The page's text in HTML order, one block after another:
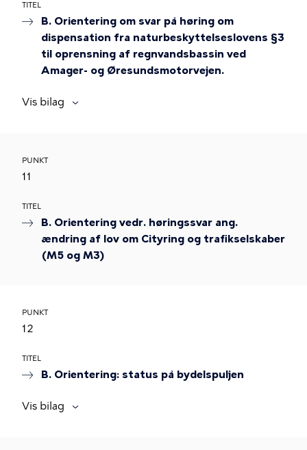
TITEL
B. Orientering om svar på høring om
dispensation fra naturbeskyttelseslovens §3
til oprensning af regnvandsbassin ved
Amager- og Øresundsmotorvejen.
Vis bilag
PUNKT
11
TITEL
B. Orientering vedr. høringssvar ang.
ændring af lov om Cityring og trafikselskaber
(M5 og M3)
PUNKT
12
TITEL
B. Orientering: status på bydelspuljen
Vis bilag